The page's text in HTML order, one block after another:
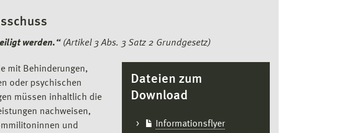
werden.“(Artikel 3 Abs. 3 Satz 2 Grundgesetz)
mit Behinderungen,
oder psychischen
müssen inhaltlich die
nachweisen,
und
Dateien zum
Download
Informationsflyer